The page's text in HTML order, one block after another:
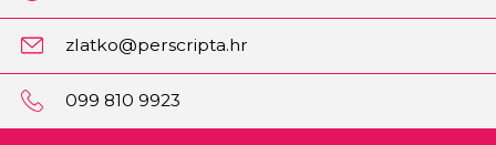
NED: 9:00-23:00
zlatko@perscripta.hr
099 810 9923